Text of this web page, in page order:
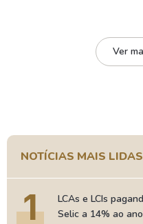
Ver
NOTÍCIAS MAIS LIDAS
1
LCAs e LCIs
Selic a 14% ao